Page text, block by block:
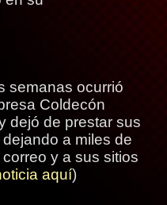
semanas ocurrió
Coldecón
dejó de prestar sus
a miles de
y a sus sitios
aquí)